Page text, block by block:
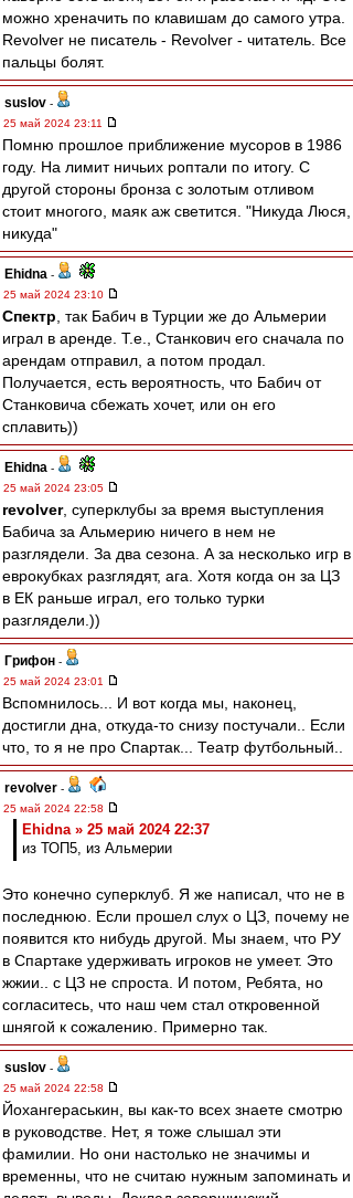
можно хреначить по клавишам до самого утра.
Revolver не писатель - Revolver - читатель. Все
пальцы болят.
suslov -
25 май 2024 23:11
Помню прошлое приближение мусоров в 1986
году. На лимит ничьих роптали по итогу. С
другой стороны бронза с золотым отливом
стоит многого, маяк аж светится. "Никуда Люся,
никуда"
Ehidna -
25 май 2024 23:10
Спектр , так Бабич в Турции же до Альмерии
играл в аренде. Т.е., Станкович его сначала по
арендам отправил, а потом продал.
Получается, есть вероятность, что Бабич от
Станковича сбежать хочет, или он его
сплавить))
Ehidna -
25 май 2024 23:05
revolver, суперклубы за время выступления
Бабича за Альмерию ничего в нем не
разглядели. За два сезона. А за несколько игр в
еврокубках разглядят, ага. Хотя когда он за ЦЗ
в ЕК раньше играл, его только турки
разглядели.))
Грифон -
25 май 2024 23:01
Вспомнилось... И вот когда мы, наконец,
достигли дна, откуда-то снизу постучали.. Если
что, то я не про Спартак... Театр футбольный..
revolver -
25 май 2024 22:58
Ehidna » 25 май 2024 22:37
из ТОП5, из Альмерии
Это конечно суперклуб. Я же написал, что не в
последнюю. Если прошел слух о ЦЗ, почему не
появится кто нибудь другой. Мы знаем, что РУ
в Спартаке удерживать игроков не умеет. Это
жжии.. с ЦЗ не спроста. И потом, Ребята, но
согласитесь, что наш чем стал откровенной
шнягой к сожалению. Примерно так.
suslov -
25 май 2024 22:58
Йохангераськин, вы как-то всех знаете смотрю
в руководстве. Нет, я тоже слышал эти
фамилии. Но они настолько не значимы и
временны, что не считаю нужным запоминать и